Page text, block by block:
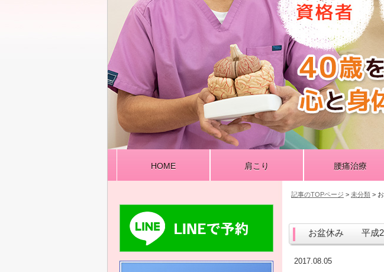
HOME 肩こり 腰痛治療
記事のTOPページ > 未分類 >
お盆休み 平成29
2017.08.05